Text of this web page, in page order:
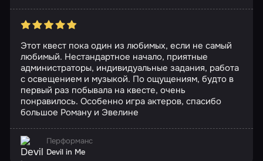
Этот квест пока один из любимых, если не самый
любимый. Нестандартное начало, приятные
администраторы, индивидуальные задания, работа
с освещением и музыкой. По ощущениям, будто в
первый раз побывала на квесте, очень
понравилось. Особенно игра актеров, спасибо
большое Роману и Эвелине
Перформанс
Devil in Me